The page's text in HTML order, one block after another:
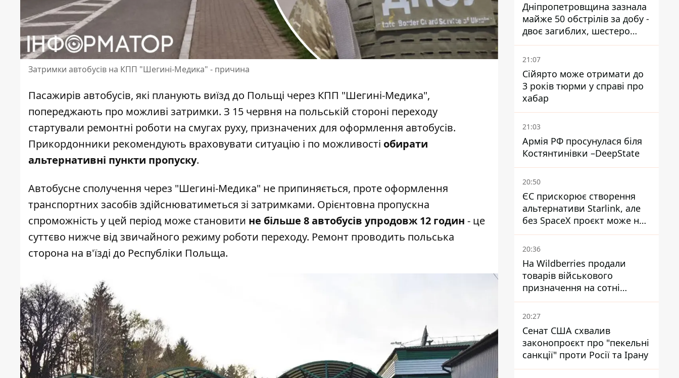
Затримки автобусів на КПП "Шегині-Медика" - причина
Пасажирів автобусів, які планують виїзд до Польщі через КПП "Шегині-Медика",
попереджають про можливі затримки. З 15 червня на польській стороні переходу
стартували ремонтні роботи на смугах руху, призначених для оформлення автобусів.
Прикордонники рекомендують враховувати ситуацію і по можливості обирати
альтернативні пункти пропуску.
Автобусне сполучення через "Шегині-Медика" не припиняється, проте оформлення
транспортних засобів здійснюватиметься зі затримками. Орієнтовна пропускна
спроможність у цей період може становити не більше 8 автобусів упродовж 12 годин - це
суттєво нижче від звичайного режиму роботи переходу. Ремонт проводить польська
сторона на в'їзді до Республіки Польща.
Дніпропетровщина зазнала
майже 50 обстрілів за добу -
двоє загиблих, шестеро
постраждалих
21:07
Сійярто може отримати до
3 років тюрми у справі про
хабар
21:03
Армія РФ просунулася біля
Костянтинівки –DeepState
20:50
ЄС прискорює створення
альтернативи Starlink, але
без SpaceX проєкт може не
обійтися
20:36
На Wildberries продали
товарів військового
призначення на сотні
мільйонів, але удари ЗСУ
змінили ситуацію
20:27
Сенат США схвалив
законопроєкт про "пекельні
санкції" проти Росії та Ірану